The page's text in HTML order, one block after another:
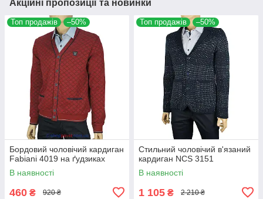
Акційні пропозиції та новинки
Топ продажів –50%
Бордовий чоловічий кардиган
Fabiani 4019 на ґудзиках
В наявності
460 ₴ 920 ₴
Топ продажів –50%
Стильний чоловічий в'язаний
кардиган NCS 3151
В наявності
1 105 ₴ 2 210 ₴